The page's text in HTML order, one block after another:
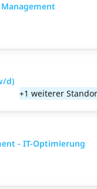
d)
+1 weiterer
- IT-Optimierung